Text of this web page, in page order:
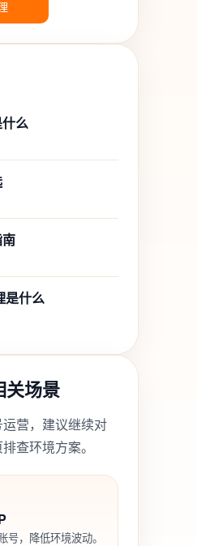
么
是什么
关场景
营，建议继续对
查环境方案。
号，降低环境波动。